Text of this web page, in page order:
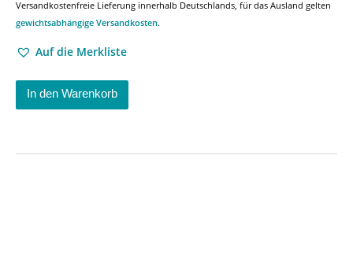
Versandkostenfreie Lieferung innerhalb Deutschlands, für das Ausland gelten
gewichtsabhängige Versandkosten.
Auf die Merkliste
In den Warenkorb